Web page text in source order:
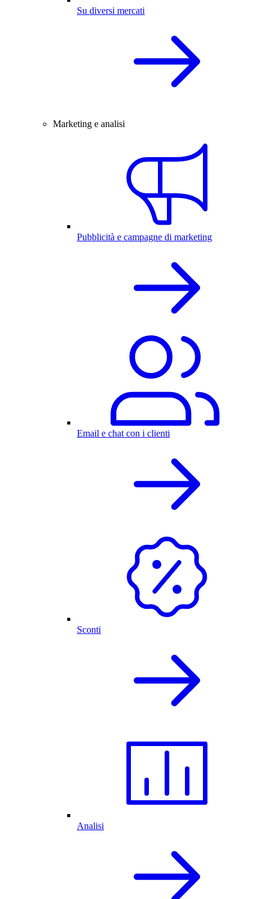
Su diversi mercati
Marketing e analisi
Pubblicità e campagne di marketing
Email e chat con i clienti
Sconti
Analisi